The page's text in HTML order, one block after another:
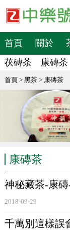
首頁 關於
茯磚茶
康磚茶
首頁> 黑茶> 康磚茶
康磚茶
神秘藏茶-康
2018-09-29
千萬別這樣誤